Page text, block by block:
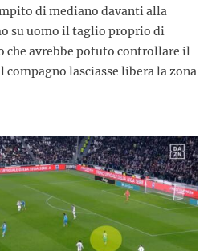
di mediano davanti alla
su uomo il taglio proprio di
che avrebbe potuto controllare il
compagno lasciasse libera la zona